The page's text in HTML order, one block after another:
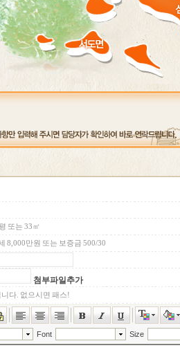
또는 33㎡
8,000만원 또는 보증금 500/30
첨부파일추가
다. 없으시면 패스!